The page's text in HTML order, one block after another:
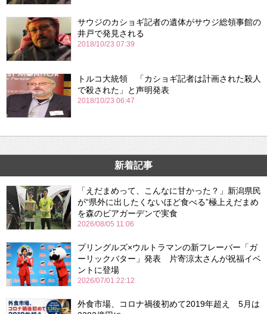
サウジのカショギ記者の遺体がサウジ総領事館の
井戸で発見される
2018/10/23 07:39
トルコ大統領 「カショギ記者は計画された殺人
で殺された」と声明発表
2018/10/23 06:47
新着記事
「えだまめって、こんなに甘かった？」新潟県民
が“県外に出したくないほど食べる”極上えだまめ
を森のビアガーデンで実食
2026/08/05 11:06
プリングルズ×ウルトラマンの新フレーバー「ガ
ーリックバター」発表 片寄涼太さんが祝福イベ
ントに登場
2026/07/01 22:12
外食市場、コロナ禍後初めて2019年超え 5月は